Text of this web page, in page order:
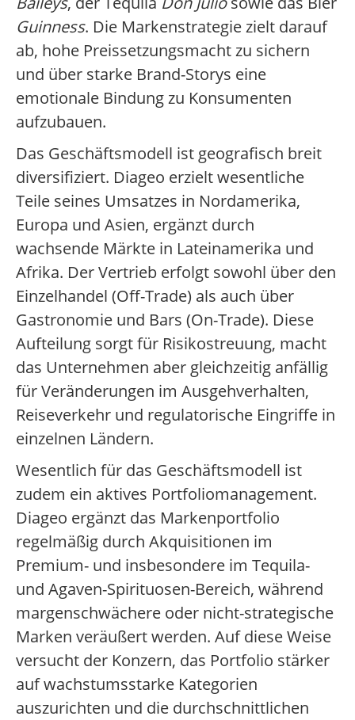
Guinness. Die Markenstrategie zielt darauf
ab, hohe Preissetzungsmacht zu sichern
und über starke Brand-Storys eine
emotionale Bindung zu Konsumenten
aufzubauen.
Das Geschäftsmodell ist geografisch breit
diversifiziert. Diageo erzielt wesentliche
Teile seines Umsatzes in Nordamerika,
Europa und Asien, ergänzt durch
wachsende Märkte in Lateinamerika und
Afrika. Der Vertrieb erfolgt sowohl über den
Einzelhandel (Off-Trade) als auch über
Gastronomie und Bars (On-Trade). Diese
Aufteilung sorgt für Risikostreuung, macht
das Unternehmen aber gleichzeitig anfällig
für Veränderungen im Ausgehverhalten,
Reiseverkehr und regulatorische Eingriffe in
einzelnen Ländern.
Wesentlich für das Geschäftsmodell ist
zudem ein aktives Portfoliomanagement.
Diageo ergänzt das Markenportfolio
regelmäßig durch Akquisitionen im
Premium- und insbesondere im Tequila-
und Agaven-Spirituosen-Bereich, während
margenschwächere oder nicht-strategische
Marken veräußert werden. Auf diese Weise
versucht der Konzern, das Portfolio stärker
auf wachstumsstarke Kategorien
auszurichten und die durchschnittlichen